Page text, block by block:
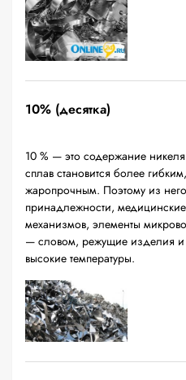
10% (десятка)
10 % — это содержание
сплав становится более
жаропрочным. Поэтому из
принадлежности,
механизмов, элементы
— словом, режущие изделия
высокие температуры.